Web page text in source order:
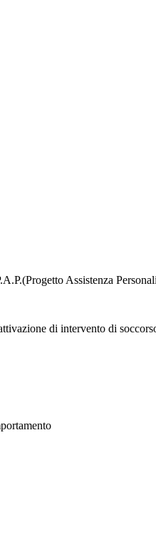
Assistenza
di intervento di